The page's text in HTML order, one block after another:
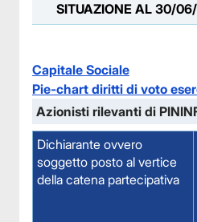
SITUAZIONE AL 30/
Capitale Sociale
Pie-chart diritti di voto
Azionisti rilevanti di
Dichiarante ovvero
soggetto posto al vertice
della catena partecipativa